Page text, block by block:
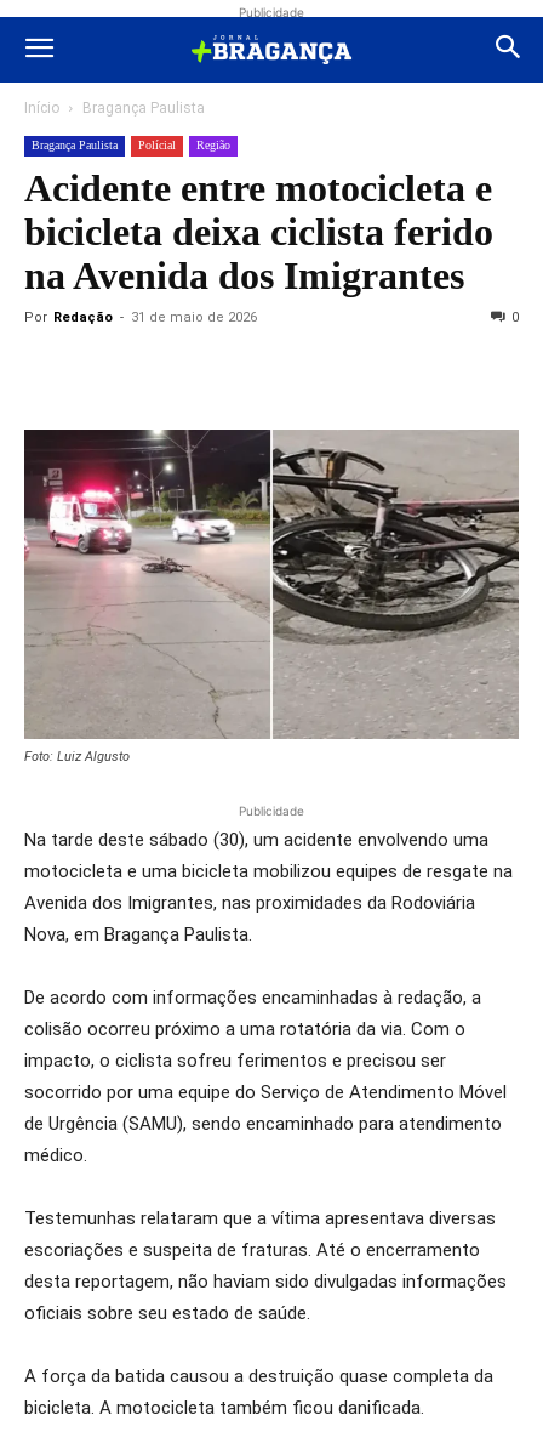
Publicidade
Início Bragança Paulista
Bragança Paulista Polícial Região
Acidente entre motocicleta e
bicicleta deixa ciclista ferido
na Avenida dos Imigrantes
Por Redação - 31 de maio de 2026 0
Foto: Luiz Algusto
Publicidade
Na tarde deste sábado (30), um acidente envolvendo uma
motocicleta e uma bicicleta mobilizou equipes de resgate na
Avenida dos Imigrantes, nas proximidades da Rodoviária
Nova, em Bragança Paulista.
De acordo com informações encaminhadas à redação, a
colisão ocorreu próximo a uma rotatória da via. Com o
impacto, o ciclista sofreu ferimentos e precisou ser
socorrido por uma equipe do Serviço de Atendimento Móvel
de Urgência (SAMU), sendo encaminhado para atendimento
médico.
Testemunhas relataram que a vítima apresentava diversas
escoriações e suspeita de fraturas. Até o encerramento
desta reportagem, não haviam sido divulgadas informações
oficiais sobre seu estado de saúde.
A força da batida causou a destruição quase completa da
bicicleta. A motocicleta também ficou danificada.